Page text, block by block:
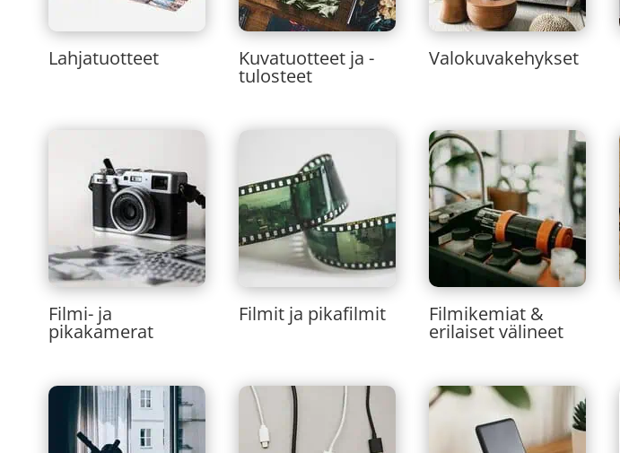
Lahjatuotteet Kuvatuotteet ja -
tulosteet
Valokuvakehykset
Filmi- ja
pikakamerat
Filmit ja pikafilmit Filmikemiat &
erilaiset välineet